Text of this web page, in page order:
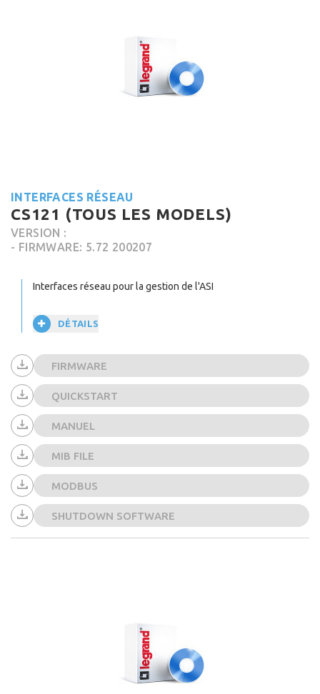
INTERFACES RÉSEAU
CS121 (TOUS LES MODELS)
VERSION :
- FIRMWARE: 5.72 200207
Interfaces réseau pour la gestion de l'ASI
DÉTAILS
FIRMWARE
QUICKSTART
MANUEL
MIB FILE
MODBUS
SHUTDOWN SOFTWARE